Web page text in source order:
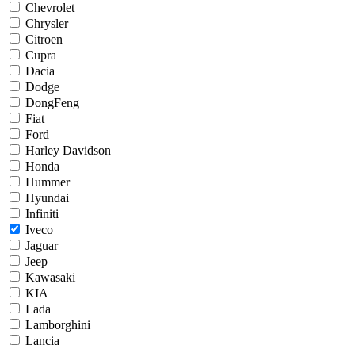
Chevrolet
Chrysler
Citroen
Cupra
Dacia
Dodge
DongFeng
Fiat
Ford
Harley Davidson
Honda
Hummer
Hyundai
Infiniti
Iveco
Jaguar
Jeep
Kawasaki
KIA
Lada
Lamborghini
Lancia